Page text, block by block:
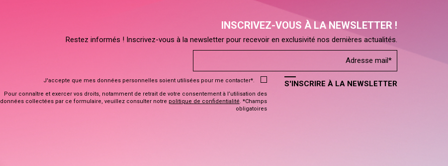
INSCRIVEZ-VOUS À LA NEWSLETTER !
Restez informés ! Inscrivez-vous à la newsletter pour recevoir en exclusivité nos dernières actualités.
J'accepte que mes données personnelles soient utilisées pour me contacter*.
Pour connaître et exercer vos droits, notamment de retrait de votre consentement à l’utilisation des
données collectées par ce formulaire, veuillez consulter notre politique de confidentialité. *Champs
obligatoires
S'INSCRIRE À LA NEWSLETTER